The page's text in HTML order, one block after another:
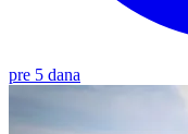
pre 5 dana